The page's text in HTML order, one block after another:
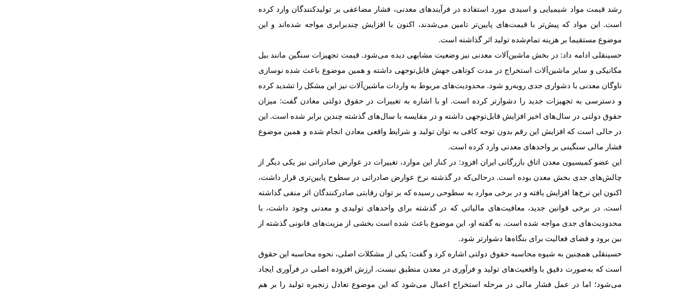
رشد قیمت مواد شیمیایی و اسیدی مورد استفاده در فرآیندهای معدنی، فشار مضاعفی بر تولیدکنندگان وارد کرده
است. این مواد که پیش‌تر با قیمت‌های پایین‌تر تامین می‌شدند، اکنون با افزایش چندبرابری مواجه شده‌اند و این
موضوع مستقیما بر هزینه تمام‌شده تولید اثر گذاشته است.
حسینقلی ادامه داد: در بخش ماشین‌آلات معدنی نیز وضعیت مشابهی دیده می‌شود. قیمت تجهیزات سنگین مانند بیل
مکانیکی و سایر ماشین‌آلات استخراج در مدت کوتاهی جهش قابل‌توجهی داشته و همین موضوع باعث شده نوسازی
ناوگان معدنی با دشواری جدی روبه‌رو شود. محدودیت‌های مربوط به واردات ماشین‌آلات نیز این مشکل را تشدید کرده
و دسترسی به تجهیزات جدید را دشوارتر کرده است. او با اشاره به تغییرات در حقوق دولتی معادن گفت: میزان
حقوق دولتی در سال‌های اخیر افزایش قابل‌توجهی داشته و در مقایسه با سال‌های گذشته چندین برابر شده است. این
در حالی است که افزایش این رقم بدون توجه کافی به توان تولید و شرایط واقعی معادن انجام شده و همین موضوع
فشار مالی سنگینی بر واحدهای معدنی وارد کرده است.
این عضو کمیسیون معدن اتاق بازرگانی ایران افزود: در کنار این موارد، تغییرات در عوارض صادراتی نیز یکی دیگر از
چالش‌های جدی بخش معدن بوده است. درحالی‌که در گذشته نرخ عوارض صادراتی در سطوح پایین‌تری قرار داشت،
اکنون این نرخ‌ها افزایش یافته و در برخی موارد به سطوحی رسیده که بر توان رقابتی صادرکنندگان اثر منفی گذاشته
است. در برخی قوانین جدید، معافیت‌های مالیاتی که در گذشته برای واحدهای تولیدی و معدنی وجود داشت، با
محدودیت‌های جدی مواجه شده است. به گفته او، این موضوع باعث شده است بخشی از مزیت‌های قانونی گذشته از
بین برود و فضای فعالیت برای بنگاه‌ها دشوارتر شود.
حسینقلی همچنین به شیوه محاسبه حقوق دولتی اشاره کرد و گفت: یکی از مشکلات اصلی، نحوه محاسبه این حقوق
است که به‌صورت دقیق با واقعیت‌های تولید و فرآوری در معدن منطبق نیست. ارزش افزوده اصلی در فرآوری ایجاد
می‌شود؛ اما در عمل فشار مالی در مرحله استخراج اعمال می‌شود که این موضوع تعادل زنجیره تولید را بر هم